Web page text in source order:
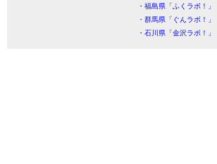
・福島県「ふくラボ！」
・群馬県「ぐんラボ！」
・石川県「金沢ラボ！」